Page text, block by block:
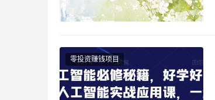
零投资赚钱项目